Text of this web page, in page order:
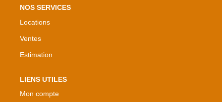
NOS SERVICES
Locations
Ventes
Estimation
LIENS UTILES
Mon compte